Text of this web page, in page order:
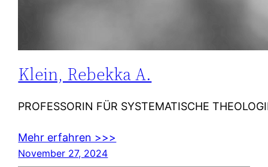
Klein, Rebekka A.
PROFESSORIN FÜR SYSTEMATISCHE
Mehr erfahren >>>
November 27, 2024